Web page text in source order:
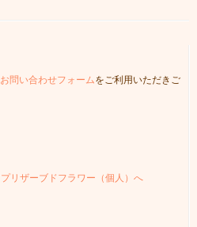
お問い合わせフォームをご利用いただきご